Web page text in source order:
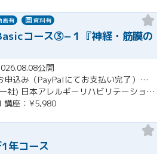
画有 資料有
コース③−１『神経・筋膜の
公開
お申込み（PayPalにてお支払い完了）後にメール or LINEオープンチャットより、アーカイブ視聴の際に必要なリンクをお送りいたします。
(一社) 日本アレルギーリハビリテーション協会
講座：¥5,980
年コース